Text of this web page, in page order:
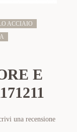
ACCIAIO
E
una recensione